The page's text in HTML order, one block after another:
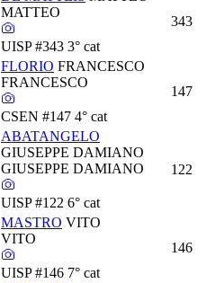
MATTEO
UISP #343 3° cat
343
FLORIO FRANCESCO
FRANCESCO
CSEN #147 4° cat
147
ABATANGELO
GIUSEPPE DAMIANO
GIUSEPPE DAMIANO
UISP #122 6° cat
122
MASTRO VITO
VITO
UISP #146 7° cat
146